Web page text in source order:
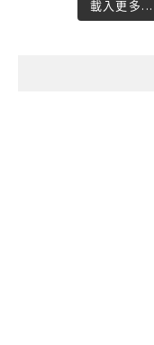
載入更多...